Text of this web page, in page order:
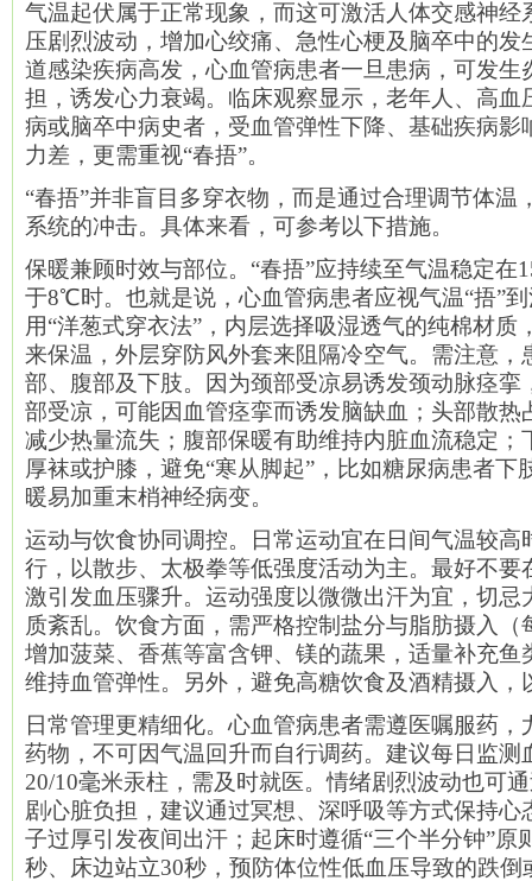
气温起伏属于正常现象，而这可激活人体交感神经
压剧烈波动，增加心绞痛、急性心梗及脑卒中的
道感染疾病高发，心血管病患者一旦患病，可发生
担，诱发心力衰竭。临床观察显示，老年人、高血
病或脑卒中病史者，受血管弹性下降、基础疾病影
力差，更需重视“春捂”。
“春捂”并非盲目多穿衣物，而是通过合理调节体温
系统的冲击。具体来看，可参考以下措施。
保暖兼顾时效与部位。“春捂”应持续至气温稳定
于8℃时。也就是说，心血管病患者应视气温“捂”
用“洋葱式穿衣法”，内层选择吸湿透气的纯棉材质
来保温，外层穿防风外套来阻隔冷空气。需注意，
部、腹部及下肢。因为颈部受凉易诱发颈动脉痉挛
部受凉，可能因血管痉挛而诱发脑缺血；头部散热
减少热量流失；腹部保暖有助维持内脏血流稳定；
厚袜或护膝，避免“寒从脚起”，比如糖尿病患者下
暖易加重末梢神经病变。
运动与饮食协同调控。日常运动宜在日间气温较高
行，以散步、太极拳等低强度活动为主。最好不要
激引发血压骤升。运动强度以微微出汗为宜，切忌
质紊乱。饮食方面，需严格控制盐分与脂肪摄入（
增加菠菜、香蕉等富含钾、镁的蔬果，适量补充鱼
维持血管弹性。另外，避免高糖饮食及酒精摄入，
日常管理更精细化。心血管病患者需遵医嘱服药
药物，不可因气温回升而自行调药。建议每日监测
20/10毫米汞柱，需及时就医。情绪剧烈波动也可
剧心脏负担，建议通过冥想、深呼吸等方式保持
子过厚引发夜间出汗；起床时遵循“三个半分钟”原
秒、床边站立30秒，预防体位性低血压导致的跌